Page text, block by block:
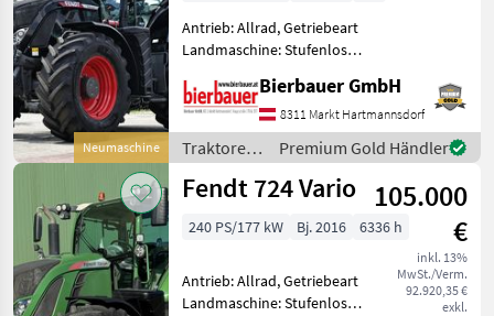
Neumaschine
Antrieb: Allrad, Getriebeart
Landmaschine: Stufenloses
Zapfwellendrehzahl:
540/540E/1000/1000E,
Höchstgeschwindigkeit in
km/h: 50 km/h, Aufla
Bierbauer GmbH
8311 Markt Hartmannsdorf
Traktoren
/ Fendt
Premium Gold Händler
Fendt 724 Vario 105.000
€
inkl. 13%
MwSt./Verm.
92.920,35 €
exkl.
240 PS/177 kW Bj. 2016 6336 h
Antrieb: Allrad, Getriebeart
Landmaschine: Stufenloses